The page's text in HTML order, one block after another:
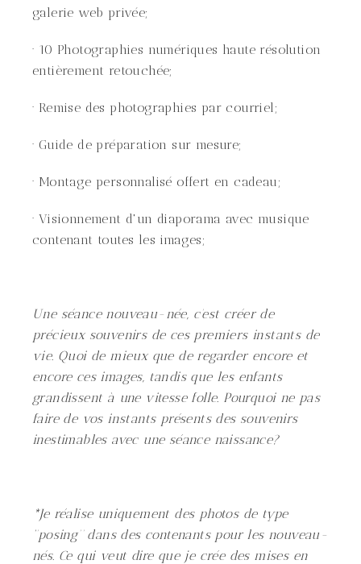
galerie web privée;
· 10 Photographies numériques haute résolution
entièrement retouchée;
· Remise des photographies par courriel;
· Guide de préparation sur mesure;
· Montage personnalisé offert en cadeau;
· Visionnement d'un diaporama avec musique
contenant toutes les images;
Une séance nouveau-née, c’est créer de
précieux souvenirs de ces premiers instants de
vie. Quoi de mieux que de regarder encore et
encore ces images, tandis que les enfants
grandissent à une vitesse folle. Pourquoi ne pas
faire de vos instants présents des souvenirs
inestimables avec une séance naissance?
*Je réalise uniquement des photos de type
‘’posing’’ dans des contenants pour les nouveau-
nés. Ce qui veut dire que je crée des mises en